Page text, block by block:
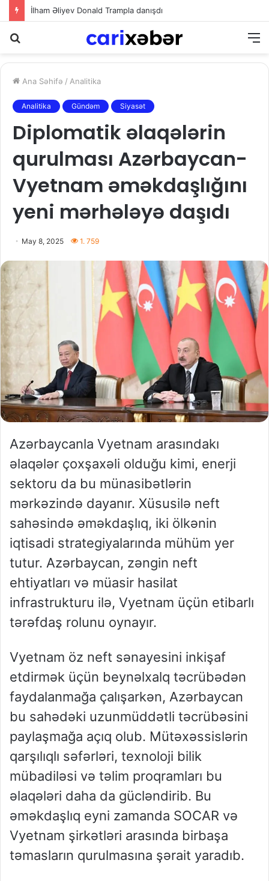
İlham Əliyev Donald Trampla danışdı
Ana Səhifə / Analitika
Analitika Gündəm Siyasət
Diplomatik əlaqələrin
qurulması Azərbaycan-
Vyetnam əməkdaşlığını
yeni mərhələyə daşıdı
May 8, 2025 1. 759
Azərbaycanla Vyetnam arasındakı
əlaqələr çoxşaxəli olduğu kimi, enerji
sektoru da bu münasibətlərin
mərkəzində dayanır. Xüsusilə neft
sahəsində əməkdaşlıq, iki ölkənin
iqtisadi strategiyalarında mühüm yer
tutur. Azərbaycan, zəngin neft
ehtiyatları və müasir hasilat
infrastrukturu ilə, Vyetnam üçün etibarlı
tərəfdaş rolunu oynayır.
Vyetnam öz neft sənayesini inkişaf
etdirmək üçün beynəlxalq təcrübədən
faydalanmağa çalışarkən, Azərbaycan
bu sahədəki uzunmüddətli təcrübəsini
paylaşmağa açıq olub. Mütəxəssislərin
qarşılıqlı səfərləri, texnoloji bilik
mübadiləsi və təlim proqramları bu
əlaqələri daha da gücləndirib. Bu
əməkdaşlıq eyni zamanda SOCAR və
Vyetnam şirkətləri arasında birbaşa
təmasların qurulmasına şərait yaradıb.